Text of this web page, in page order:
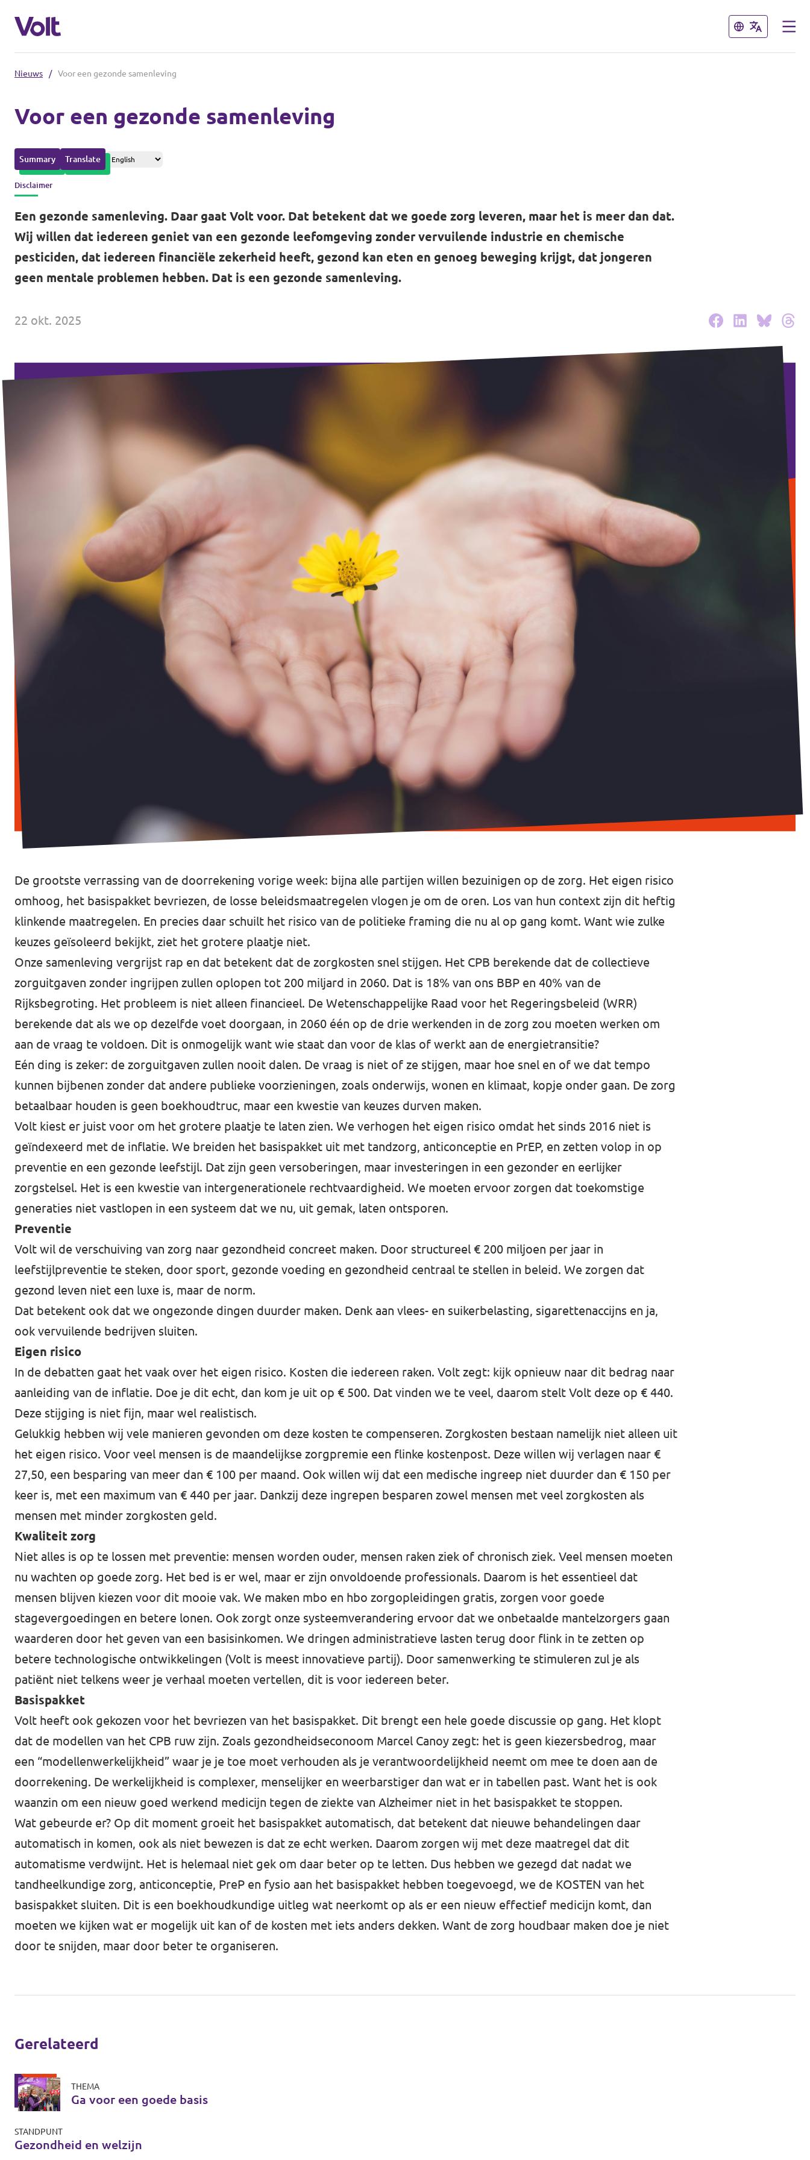
Sluiten
Volt Amsterdam
Volt Arnhem
Volt Delft
Afdelingen in de provincies
Volt Drenthe
...alle Volt provincies
Sluiten
Standpunten
Over Volt
Mensen
Nieuws
Werken bij Volt
Volt There - Buitenlandstichting Volt
Charge - Wetenschappelijk Platform Volt
Nieuws / Voor een gezonde samenleving
Voor een gezonde samenleving
Summary Translate
Disclaimer
Een gezonde samenleving. Daar gaat Volt voor. Dat betekent dat we goede zorg leveren, maar het is meer dan dat.
Wij willen dat iedereen geniet van een gezonde leefomgeving zonder vervuilende industrie en chemische
pesticiden, dat iedereen financiële zekerheid heeft, gezond kan eten en genoeg beweging krijgt, dat jongeren
geen mentale problemen hebben. Dat is een gezonde samenleving.
22 okt. 2025
De grootste verrassing van de doorrekening vorige week: bijna alle partijen willen bezuinigen op de zorg. Het eigen risico
omhoog, het basispakket bevriezen, de losse beleidsmaatregelen vlogen je om de oren. Los van hun context zijn dit heftig
klinkende maatregelen. En precies daar schuilt het risico van de politieke framing die nu al op gang komt. Want wie zulke
keuzes geïsoleerd bekijkt, ziet het grotere plaatje niet.
Onze samenleving vergrijst rap en dat betekent dat de zorgkosten snel stijgen. Het CPB berekende dat de collectieve
zorguitgaven zonder ingrijpen zullen oplopen tot 200 miljard in 2060. Dat is 18% van ons BBP en 40% van de
Rijksbegroting. Het probleem is niet alleen financieel. De Wetenschappelijke Raad voor het Regeringsbeleid (WRR)
berekende dat als we op dezelfde voet doorgaan, in 2060 één op de drie werkenden in de zorg zou moeten werken om
aan de vraag te voldoen. Dit is onmogelijk want wie staat dan voor de klas of werkt aan de energietransitie?
Eén ding is zeker: de zorguitgaven zullen nooit dalen. De vraag is niet of ze stijgen, maar hoe snel en of we dat tempo
kunnen bijbenen zonder dat andere publieke voorzieningen, zoals onderwijs, wonen en klimaat, kopje onder gaan. De zorg
betaalbaar houden is geen boekhoudtruc, maar een kwestie van keuzes durven maken.
Volt kiest er juist voor om het grotere plaatje te laten zien. We verhogen het eigen risico omdat het sinds 2016 niet is
geïndexeerd met de inflatie. We breiden het basispakket uit met tandzorg, anticonceptie en PrEP, en zetten volop in op
preventie en een gezonde leefstijl. Dat zijn geen versoberingen, maar investeringen in een gezonder en eerlijker
zorgstelsel. Het is een kwestie van intergenerationele rechtvaardigheid. We moeten ervoor zorgen dat toekomstige
generaties niet vastlopen in een systeem dat we nu, uit gemak, laten ontsporen.
Preventie
Volt wil de verschuiving van zorg naar gezondheid concreet maken. Door structureel € 200 miljoen per jaar in
leefstijlpreventie te steken, door sport, gezonde voeding en gezondheid centraal te stellen in beleid. We zorgen dat
gezond leven niet een luxe is, maar de norm.
Dat betekent ook dat we ongezonde dingen duurder maken. Denk aan vlees- en suikerbelasting, sigarettenaccijns en ja,
ook vervuilende bedrijven sluiten.
Eigen risico
In de debatten gaat het vaak over het eigen risico. Kosten die iedereen raken. Volt zegt: kijk opnieuw naar dit bedrag naar
aanleiding van de inflatie. Doe je dit echt, dan kom je uit op € 500. Dat vinden we te veel, daarom stelt Volt deze op € 440.
Deze stijging is niet fijn, maar wel realistisch.
Gelukkig hebben wij vele manieren gevonden om deze kosten te compenseren. Zorgkosten bestaan namelijk niet alleen uit
het eigen risico. Voor veel mensen is de maandelijkse zorgpremie een flinke kostenpost. Deze willen wij verlagen naar €
27,50, een besparing van meer dan € 100 per maand. Ook willen wij dat een medische ingreep niet duurder dan € 150 per
keer is, met een maximum van € 440 per jaar. Dankzij deze ingrepen besparen zowel mensen met veel zorgkosten als
mensen met minder zorgkosten geld.
Kwaliteit zorg
Niet alles is op te lossen met preventie: mensen worden ouder, mensen raken ziek of chronisch ziek. Veel mensen moeten
nu wachten op goede zorg. Het bed is er wel, maar er zijn onvoldoende professionals. Daarom is het essentieel dat
mensen blijven kiezen voor dit mooie vak. We maken mbo en hbo zorgopleidingen gratis, zorgen voor goede
stagevergoedingen en betere lonen. Ook zorgt onze systeemverandering ervoor dat we onbetaalde mantelzorgers gaan
waarderen door het geven van een basisinkomen. We dringen administratieve lasten terug door flink in te zetten op
betere technologische ontwikkelingen (Volt is meest innovatieve partij). Door samenwerking te stimuleren zul je als
patiënt niet telkens weer je verhaal moeten vertellen, dit is voor iedereen beter.
Basispakket
Volt heeft ook gekozen voor het bevriezen van het basispakket. Dit brengt een hele goede discussie op gang. Het klopt
dat de modellen van het CPB ruw zijn. Zoals gezondheidseconoom Marcel Canoy zegt: het is geen kiezersbedrog, maar
een “modellenwerkelijkheid” waar je je toe moet verhouden als je verantwoordelijkheid neemt om mee te doen aan de
doorrekening. De werkelijkheid is complexer, menselijker en weerbarstiger dan wat er in tabellen past. Want het is ook
waanzin om een nieuw goed werkend medicijn tegen de ziekte van Alzheimer niet in het basispakket te stoppen.
Wat gebeurde er? Op dit moment groeit het basispakket automatisch, dat betekent dat nieuwe behandelingen daar
automatisch in komen, ook als niet bewezen is dat ze echt werken. Daarom zorgen wij met deze maatregel dat dit
automatisme verdwijnt. Het is helemaal niet gek om daar beter op te letten. Dus hebben we gezegd dat nadat we
tandheelkundige zorg, anticonceptie, PreP en fysio aan het basispakket hebben toegevoegd, we de KOSTEN van het
basispakket sluiten. Dit is een boekhoudkundige uitleg wat neerkomt op als er een nieuw effectief medicijn komt, dan
moeten we kijken wat er mogelijk uit kan of de kosten met iets anders dekken. Want de zorg houdbaar maken doe je niet
door te snijden, maar door beter te organiseren.
Gerelateerd
THEMA
Ga voor een goede basis
STANDPUNT
Gezondheid en welzijn